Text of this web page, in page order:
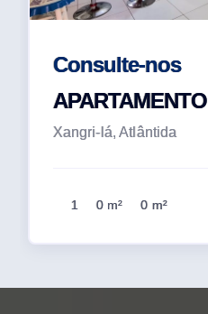
Consulte-nos
APARTAMENTO
Xangri-lá, Atlântida
1 0 m² 0 m²